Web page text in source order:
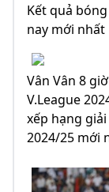
Kết quả
nay mới nhất
Vân Vân 8
V.League
xếp hạng
2024/25 mới